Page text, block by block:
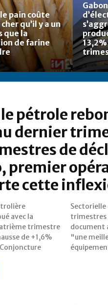
pain coûte
qu’il y a un
que la
de farine
le pétrole
dernier
de
premier
cette
avec la
trimestre
de +1,6%
après trois
de recul. Le
ce rebond à
des